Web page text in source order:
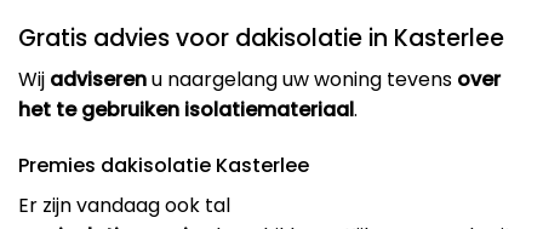
Gratis advies voor dakisolatie in Kasterlee
Wij adviserenu naargelang uw woning tevens over
het te gebruiken isolatiemateriaal.
Premies dakisolatie Kasterlee
Er zijn vandaag ook tal